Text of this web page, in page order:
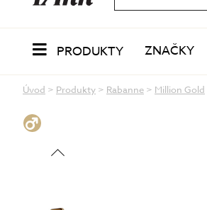
PRODUKTY
VŮNĚ
LÍČENÍ
ZNAČKY
Úvod > Produkty > Rabanne > Million Gold